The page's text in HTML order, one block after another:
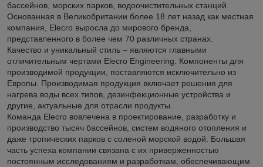
бассейнов, морских парков, водоочистительных станций.
Основанная в Великобритании более 18 лет назад как местная
компания, Elecro выросла до мирового бренда,
представленного в более чем 70 различных странах.
Качество и уникальный стиль – являются главными
отличительным чертами Elecro Engineering. Компоненты для
производимой продукции, поставляются исключительно из
Европы. Производимая продукция включает решения для
нагрева воды всех типов, дезинфекционные устройства и
другие, актуальные для отрасли продукты.
Команда Elecro вовлечена в проектирование, разработку и
производство тысяч бассейнов, систем водяного отопления и
даже тропических парков с соленой морской водой. Большая
часть успеха компании связана с их приверженностью
постоянным исследованиям и разработкам, обеспечивающим